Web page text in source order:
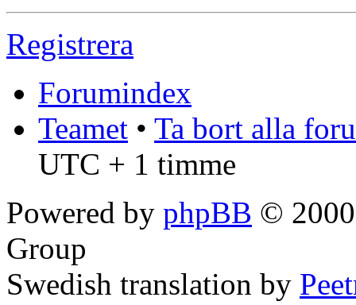
Registrera
Forumindex
Teamet • Ta bort alla
UTC + 1 timme
Powered by phpBB ©
Group
Swedish translation by